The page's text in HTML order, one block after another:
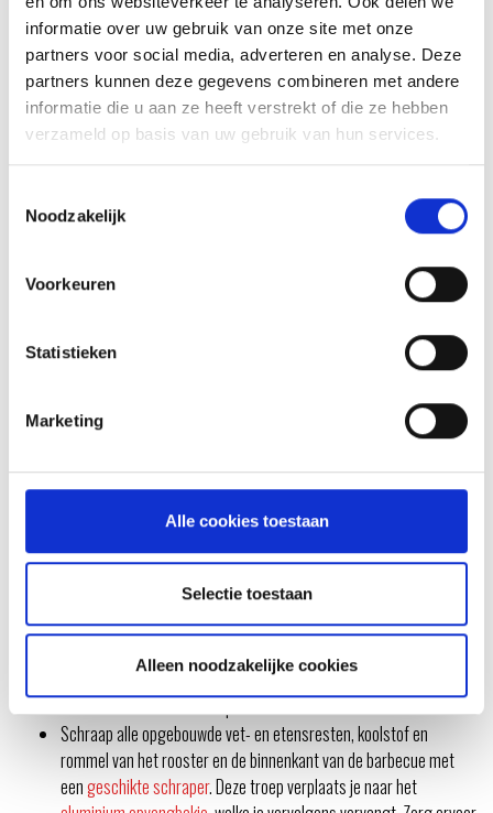
informatie over uw gebruik van onze site met onze
partners voor social media, adverteren en analyse. Deze
partners kunnen deze gegevens combineren met andere
informatie die u aan ze heeft verstrekt of die ze hebben
verzameld op basis van uw gebruik van hun services.
Noodzakelijk
Voorkeuren
Statistieken
Marketing
Alle cookies toestaan
Selectie toestaan
Alleen noodzakelijke cookies
DeWeber Smokefireis een aparte barbecue die en ongekende smaak
toevoegt aan je gerechten. Deze excentrieke barbecue heeft een paar
voor dat de barbecue volledig afgekoeld is, en loop vervolgens de
volgende stappen na:
Haal de stekker uit het stopcontact.
Schraap alle opgebouwde vet- en etensresten, koolstof en
rommel van het rooster en de binnenkant van de barbecue met
eengeschikte schraper. Deze troep verplaats je naar het